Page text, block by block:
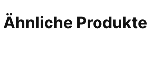
Ähnliche Produkte